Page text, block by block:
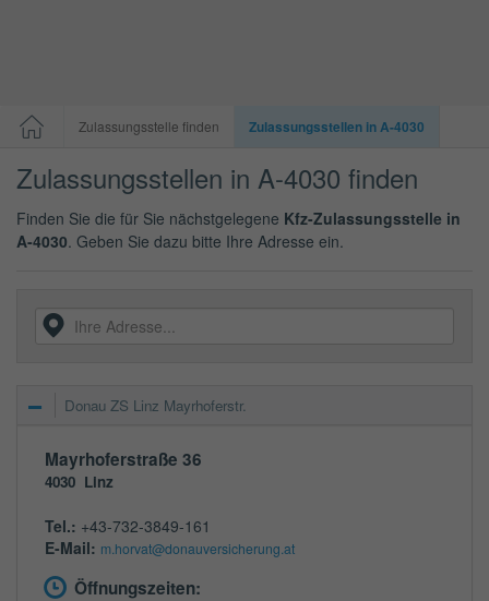
Zulassungsstelle finden Zulassungsstellen in A-4030
Zulassungsstellen in A-4030 finden
Finden Sie die für Sie nächstgelegene Kfz-Zulassungsstelle in
A-4030. Geben Sie dazu bitte Ihre Adresse ein.
Donau ZS Linz Mayrhoferstr.
Mayrhoferstraße 36
4030 Linz
Tel.: +43-732-3849-161
E-Mail: m.horvat@donauversicherung.at
Öffnungszeiten: